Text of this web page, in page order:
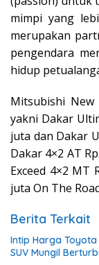
mimpi yang
merupakan
pengendara
hidup
Mitsubishi
yakni Dakar
juta dan Dakar
Dakar 4×2 AT
Exceed 4×2 MT
juta On The
Berita Terkait
Intip Harga
SUV Mungil